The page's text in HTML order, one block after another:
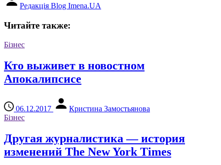
Редакція Blog Imena.UA
Читайте также:
Бізнес
Кто выживет в новостном
Апокалипсисе
06.12.2017
Кристина Замостьянова
Бізнес
Другая журналистика — история
изменений The New York Times